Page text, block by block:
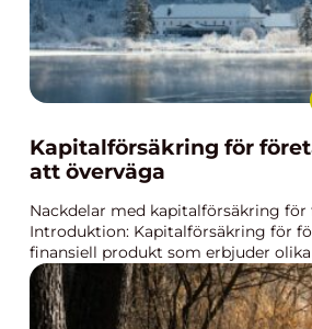
Kapitalförsäkring för
att överväga
Nackdelar med kapitalförsäkring för
Introduktion: Kapitalförsäkring för
finansiell produkt som erbjuder